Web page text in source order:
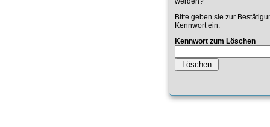
Bitte geben sie zur
Kennwort ein.
Kennwort zum Löschen